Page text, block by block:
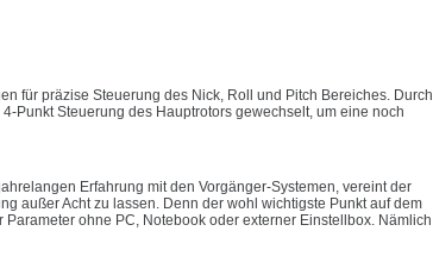
für präzise Steuerung des Nick, Roll und Pitch Bereiches. Durch
Punkt Steuerung des Hauptrotors gewechselt, um eine noch
Erfahrung mit den Vorgänger-Systemen, vereint der
außer Acht zu lassen. Denn der wohl wichtigste Punkt auf dem
ohne PC, Notebook oder externer Einstellbox. Nämlich